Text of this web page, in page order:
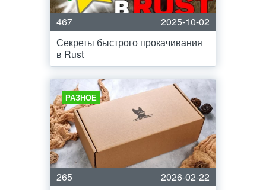
467
2025-10-02
Секреты быстрого прокачивания
в Rust
РАЗНОЕ
265
2026-02-22